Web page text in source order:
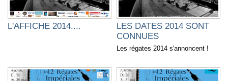
L'AFFICHE 2014....
LES DATES 2014 SONT
CONNUES
Les régates 2014 s'annoncent !